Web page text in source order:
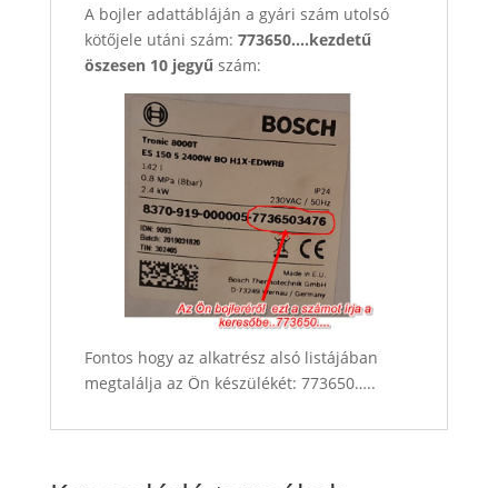
A bojler adattábláján a gyári szám utolsó
kötőjele utáni szám: 773650….kezdetű
öszesen 10 jegyűszám:
Fontos hogy az alkatrész alsó listájában
megtalálja az Ön készülékét: 773650…..